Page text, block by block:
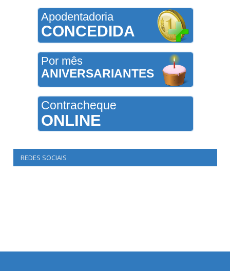
Apodentadoria
CONCEDIDA
Por mês
ANIVERSARIANTES
Contracheque
ONLINE
REDES SOCIAIS